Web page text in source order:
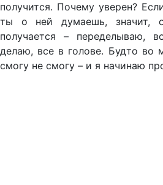
получится. Почему уверен?
ты о ней думаешь, значит,
получается – переделываю,
делаю, все в голове. Будто во
смогу не смогу – и я начинаю